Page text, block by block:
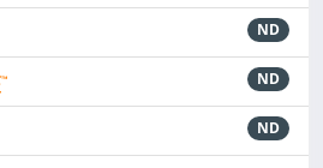
ND
ND
ND